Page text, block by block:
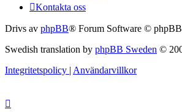
Kontakta oss
Drivs av phpBB® Forum Software ©
Swedish translation by phpBB Sweden ©
Integritetspolicy | Användarvillkor